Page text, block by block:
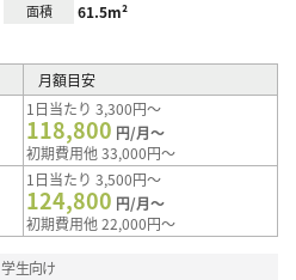
面積 61.5m²
月額目安
1日当たり 3,300円～
118,800 円/月～
初期費用他 33,000円～
1日当たり 3,500円～
124,800 円/月～
初期費用他 22,000円～
学生向け